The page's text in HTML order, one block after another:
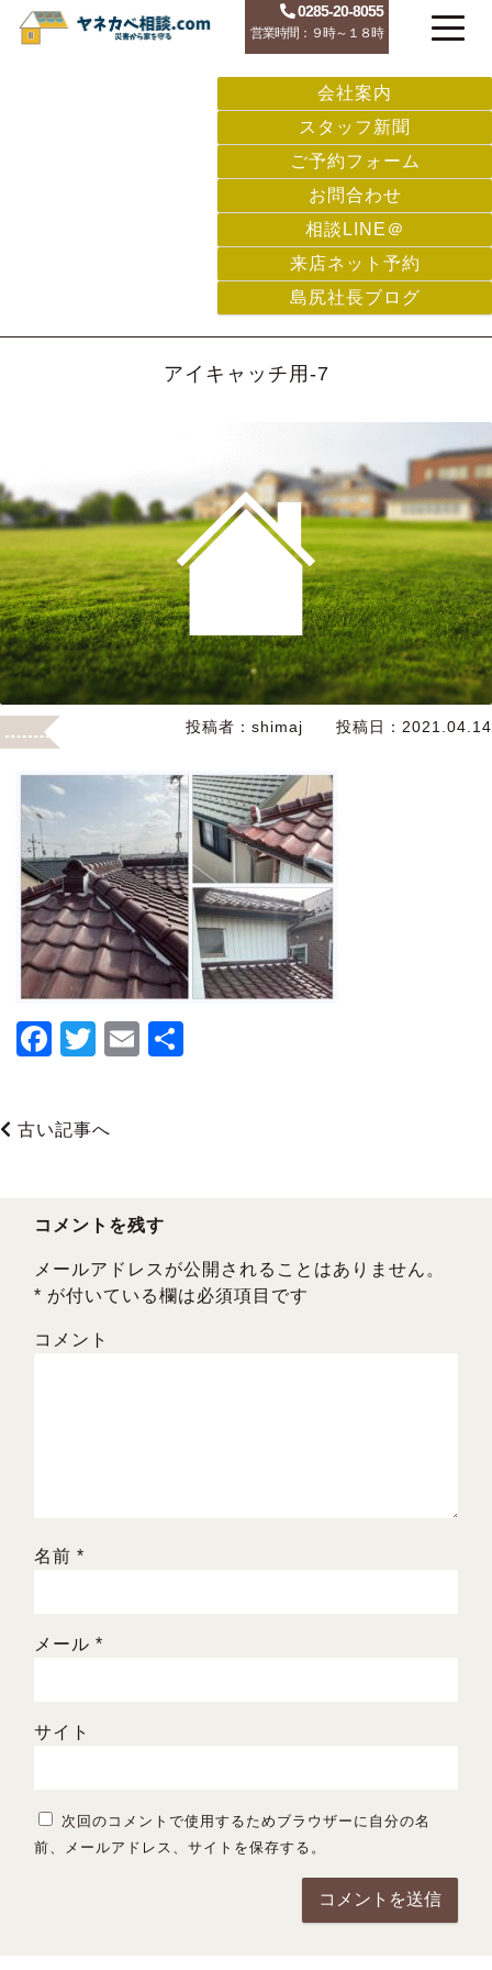
0285-20-8055
営業時間：９時～１８時
会社案内
スタッフ新聞
ご予約フォーム
お問合わせ
相談LINE＠
来店ネット予約
島尻社長ブログ
アイキャッチ用-7
投稿者： shimaj 投稿日： 2021.04.14
F
e
o
k
T
er
E
古い記事へ
コメントを残す
メールアドレスが公開されることはありません。
* が付いている欄は必須項目です
コメント
名前*
メール*
サイト
次回のコメントで使用するためブラウザーに自分の名
前、メールアドレス、サイトを保存する。